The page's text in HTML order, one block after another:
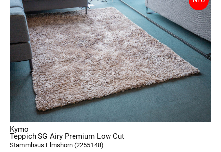
Kymo
Teppich SG Airy Premium Low Cut
Stammhaus Elmshorn (2255148)